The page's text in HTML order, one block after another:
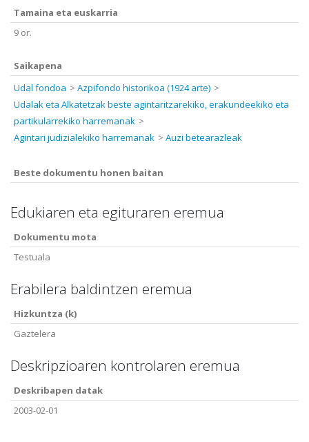
Tamaina eta euskarria
9 or.
Saikapena
Udal fondoa
Azpifondo historikoa (1924 arte)
Udalak eta Alkatetzak beste agintaritzarekiko, erakundeekiko eta
partikularrekiko harremanak
Agintari judizialekiko harremanak
Auzi betearazleak
Beste dokumentu honen baitan
Edukiaren eta egituraren eremua
Dokumentu mota
Testuala
Erabilera baldintzen eremua
Hizkuntza (k)
Gaztelera
Deskripzioaren kontrolaren eremua
Deskribapen datak
2003-02-01